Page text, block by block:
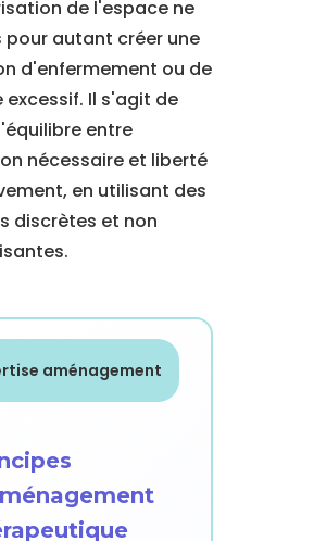
de l'espace ne
pour autant créer une
d'enfermement ou de
Il s'agit de
entre
nécessaire et liberté
en utilisant des
discrètes et non
aménagement